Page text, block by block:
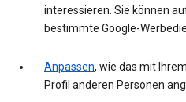
interessieren. Sie können
bestimmte Google-
Anpassen, wie das mit
Profil anderen Personen